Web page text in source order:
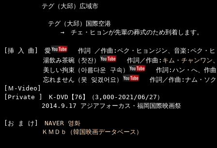
テグ（大邱）広域市
テグ（大邱）国際空港
→　チェ・ヒョンが先輩の葬式のため到着します。
[挿 入 曲]　愛
作詞 ／作曲:ペク・ヒョンジン、音楽:ペク・ヒ
  　　　　　湯飲み茶碗（찻잔）
作詞／作曲: キム・チャンワン
  　　　　　美しい拘束（아름다운 구속）
作詞:ハン・へ、作
  　　　　　忘れません（못 잊겠어요）
作詞／作曲:ナム・ソク
[Ｍ-Video]
[Private ]　K-DVD【76】（3,000-2021/06/27）
[お ま け] NAVER 영화
ＫＭＤｂ（韓国映画データベース）